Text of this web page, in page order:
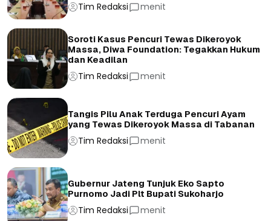
Tim Redaksi menit
Soroti Kasus Pencuri Tewas Dikeroyok
Massa, Diwa Foundation: Tegakkan Hukum
dan Keadilan
Tim Redaksi menit
Tangis Pilu Anak Terduga Pencuri Ayam
yang Tewas Dikeroyok Massa di Tabanan
Tim Redaksi menit
Gubernur Jateng Tunjuk Eko Sapto
Purnomo Jadi Plt Bupati Sukoharjo
Tim Redaksi menit